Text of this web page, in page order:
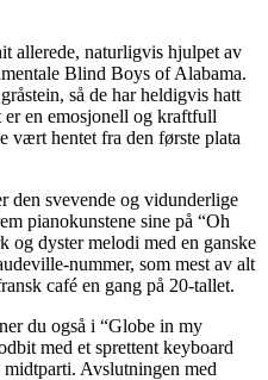
allerede, naturligvis hjulpet av
Blind Boys of Alabama.
så de har heldigvis hatt
er en emosjonell og kraftfull
vært hentet fra den første plata
den svevende og vidunderlige
pianokunstene sine på “Oh
og dyster melodi med en ganske
nummer, som mest av alt
café en gang på 20-tallet.
du også i “Globe in my
med et sprettent keyboard
Avslutningen med